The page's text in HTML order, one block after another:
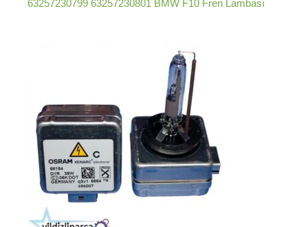
63257230799 63257230801 BMW F10 Fren Lambası